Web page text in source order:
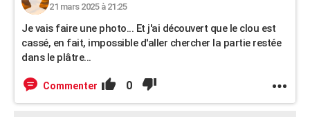
21 mars 2025 à 21:25
Je vais faire une photo... Et j'ai découvert que le clou est
cassé, en fait, impossible d'aller chercher la partie restée
dans le plâtre...
Commenter 0